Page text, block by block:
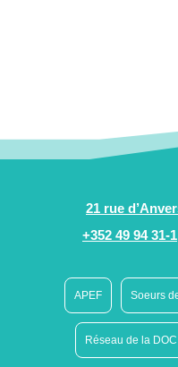
21 rue
+352 49 94 31-1
APEF Soeurs
Réseau de la DOC